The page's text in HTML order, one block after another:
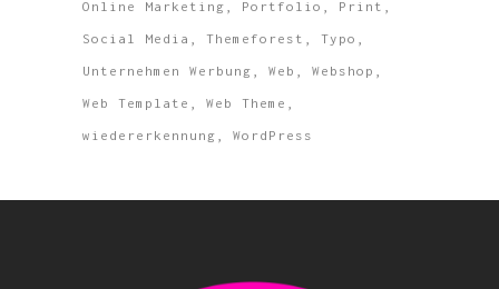
Online Marketing Portfolio Print
Social Media Themeforest Typo
Unternehmen Werbung Web Webshop
Web Template Web Theme
wiedererkennung WordPress